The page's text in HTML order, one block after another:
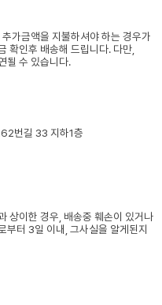
가금액을 지불하셔야 하는 경우가
확인후 배송해 드립니다. 다만,
될 수 있습니다.
번길 33 지하1층
상이한 경우, 배송중 훼손이 있거나
부터 3일 이내, 그사실을 알게된지